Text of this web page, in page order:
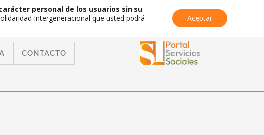
CONTACTO
personal de los usuarios sin su
Intergeneracional que usted podrá
Aceptar